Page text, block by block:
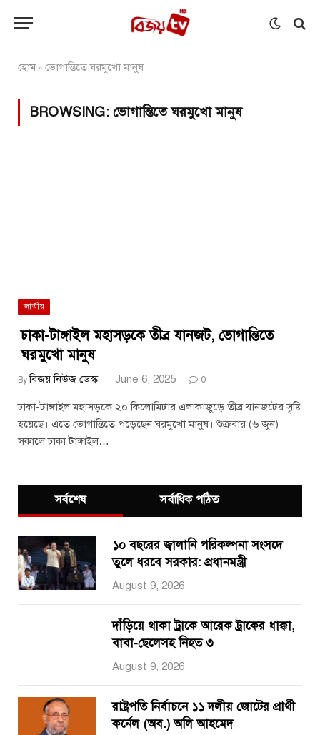
হোম» ভোগান্তিতে ঘরমুখো মানুষ
BROWSING: ভোগান্তিতে ঘরমুখো মানুষ
জাতীয়
ঢাকা-টাঙ্গাইল মহাসড়কে তীব্র যানজট, ভোগান্তিতে
ঘরমুখো মানুষ
By বিজয় নিউজ ডেস্ক June 6, 2025 0
ঢাকা-টাঙ্গাইল মহাসড়কে ২০ কিলোমিটার এলাকাজুড়ে তীব্র যানজটের সৃষ্টি
হয়েছে। এতে ভোগান্তিতে পড়েছেন ঘরমুখো মানুষ। শুক্রবার (৬ জুন)
সকালে ঢাকা টাঙ্গাইল…
সর্বশেষ সর্বাধিক পঠিত
১০ বছরের জ্বালানি পরিকল্পনা সংসদে
তুলে ধরবে সরকার: প্রধানমন্ত্রী
August 9, 2026
দাঁড়িয়ে থাকা ট্রাকে আরেক ট্রাকের ধাক্কা,
বাবা-ছেলেসহ নিহত ৩
August 9, 2026
রাষ্ট্রপতি নির্বাচনে ১১ দলীয় জোটের প্রার্থী
কর্নেল (অব.) অলি আহমেদ